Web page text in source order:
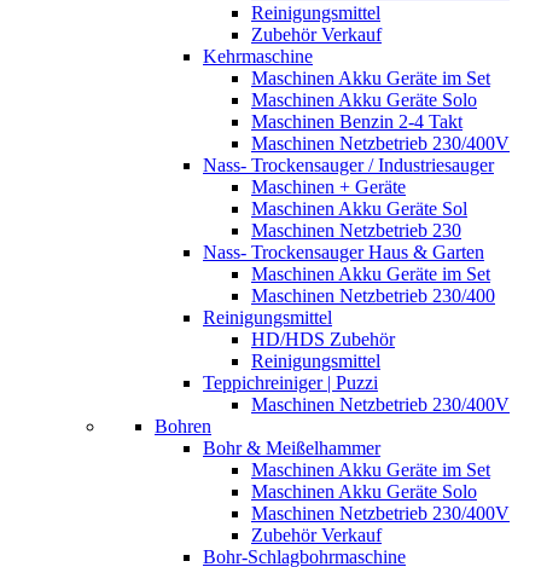
Reinigungsmittel
Zubehör Verkauf
Kehrmaschine
Maschinen Akku Geräte im Set
Maschinen Akku Geräte Solo
Maschinen Benzin 2-4 Takt
Maschinen Netzbetrieb 230/400V
Nass- Trockensauger / Industriesauger
Maschinen + Geräte
Maschinen Akku Geräte Sol
Maschinen Netzbetrieb 230
Nass- Trockensauger Haus & Garten
Maschinen Akku Geräte im Set
Maschinen Netzbetrieb 230/400
Reinigungsmittel
HD/HDS Zubehör
Reinigungsmittel
Teppichreiniger | Puzzi
Maschinen Netzbetrieb 230/400V
Bohren
Bohr & Meißelhammer
Maschinen Akku Geräte im Set
Maschinen Akku Geräte Solo
Maschinen Netzbetrieb 230/400V
Zubehör Verkauf
Bohr-Schlagbohrmaschine